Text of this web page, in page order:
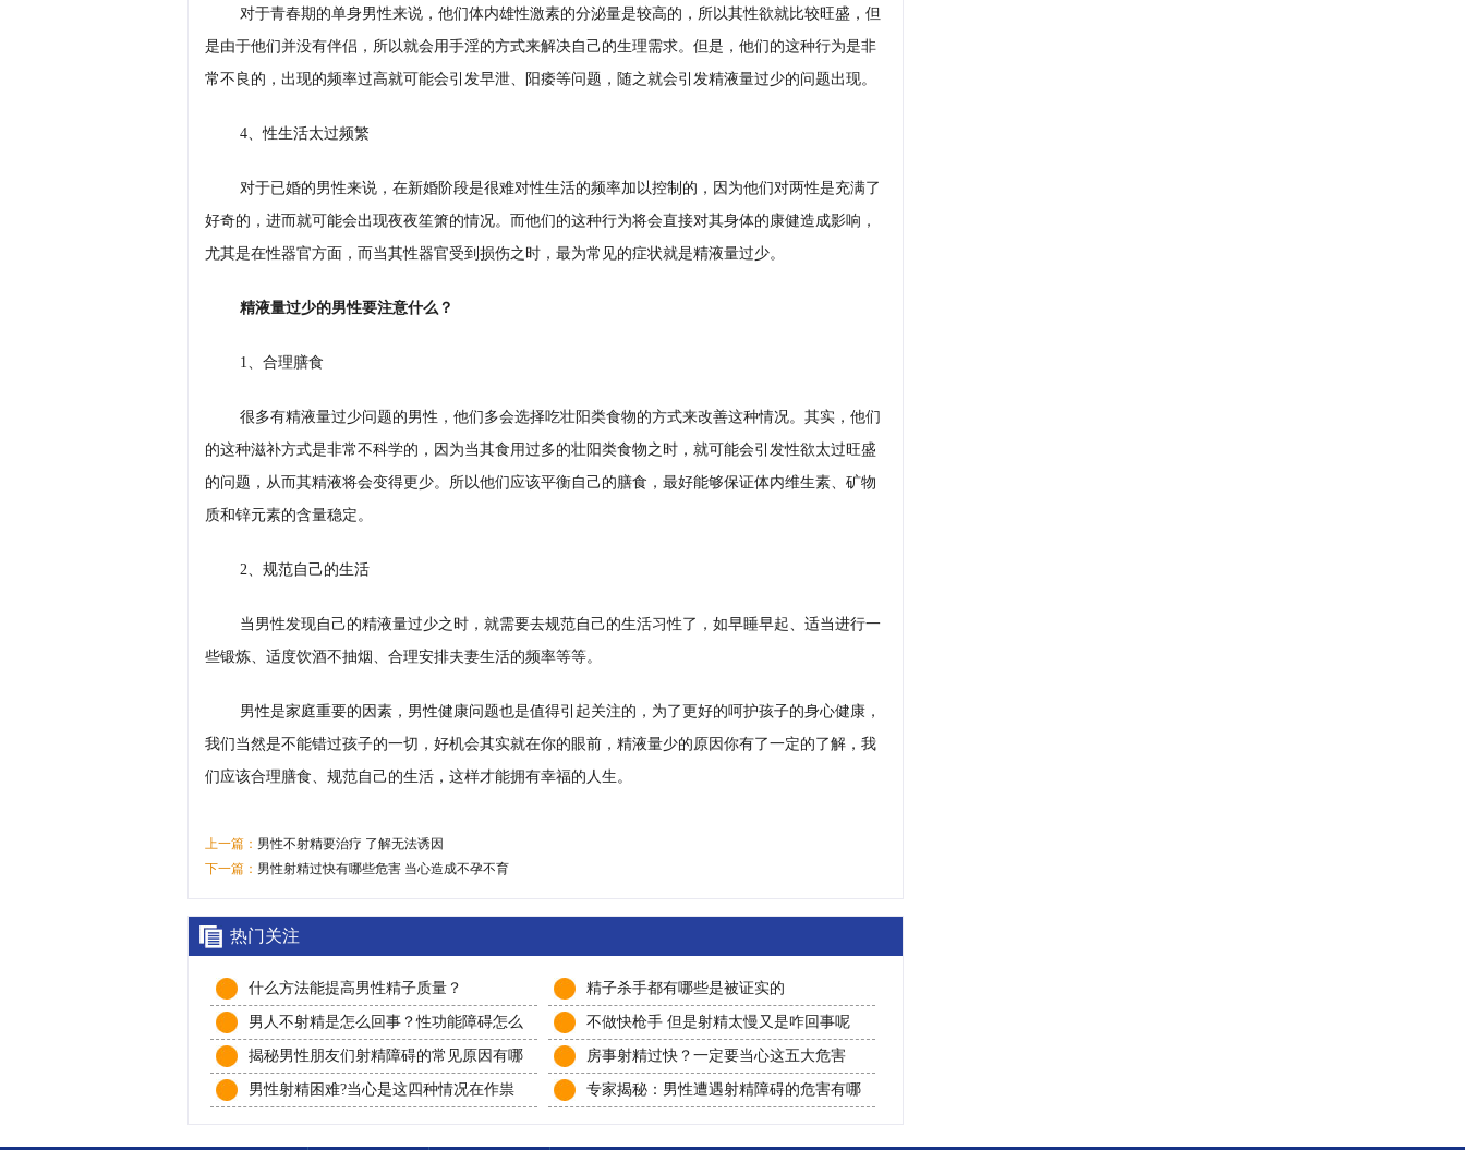
对于青春期的单身男性来说，他们体内雄性激素的分泌量是较高的，所以其性欲就比较旺盛，但
是由于他们并没有伴侣，所以就会用手淫的方式来解决自己的生理需求。但是，他们的这种行为是非
常不良的，出现的频率过高就可能会引发早泄、阳痿等问题，随之就会引发精液量过少的问题出现。
4、性生活太过频繁
对于已婚的男性来说，在新婚阶段是很难对性生活的频率加以控制的，因为他们对两性是充满了
好奇的，进而就可能会出现夜夜笙箫的情况。而他们的这种行为将会直接对其身体的康健造成影响，
尤其是在性器官方面，而当其性器官受到损伤之时，最为常见的症状就是精液量过少。
精液量过少的男性要注意什么？
1、合理膳食
很多有精液量过少问题的男性，他们多会选择吃壮阳类食物的方式来改善这种情况。其实，他们
的这种滋补方式是非常不科学的，因为当其食用过多的壮阳类食物之时，就可能会引发性欲太过旺盛
的问题，从而其精液将会变得更少。所以他们应该平衡自己的膳食，最好能够保证体内维生素、矿物
质和锌元素的含量稳定。
2、规范自己的生活
当男性发现自己的精液量过少之时，就需要去规范自己的生活习性了，如早睡早起、适当进行一
些锻炼、适度饮酒不抽烟、合理安排夫妻生活的频率等等。
男性是家庭重要的因素，男性健康问题也是值得引起关注的，为了更好的呵护孩子的身心健康，
我们当然是不能错过孩子的一切，好机会其实就在你的眼前，精液量少的原因你有了一定的了解，我
们应该合理膳食、规范自己的生活，这样才能拥有幸福的人生。
上一篇： 男性不射精要治疗 了解无法诱因
下一篇： 男性射精过快有哪些危害 当心造成不孕不育
热门关注
什么方法能提高男性精子质量？ 精子杀手都有哪些是被证实的
男人不射精是怎么回事？性功能障碍怎么
办
不做快枪手 但是射精太慢又是咋回事呢
揭秘男性朋友们射精障碍的常见原因有哪
些
房事射精过快？一定要当心这五大危害
男性射精困难?当心是这四种情况在作祟
专家揭秘：男性遭遇射精障碍的危害有哪
些